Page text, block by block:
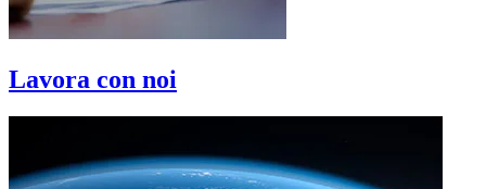
Lavora con noi